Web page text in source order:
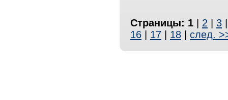
Страницы: 1 2 3
16
17 18 след.